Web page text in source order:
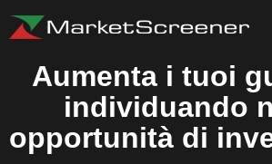
Aumenta i tuoi
individuando
opportunità di